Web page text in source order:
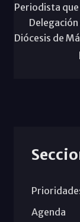
Periodista
Diócesis de
Agenda